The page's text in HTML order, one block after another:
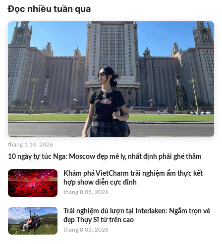
Đọc nhiều tuần qua
10 ngày tự túc Nga: Moscow đẹp mê ly, nhất định phải ghé thăm
tháng 1 14, 2026
Khám phá VietCharm trải nghiệm ẩm thực kết
hợp show diễn cực đỉnh
tháng 8 05, 2026
Trải nghiệm dù lượn tại Interlaken: Ngắm trọn vẻ
đẹp Thụy Sĩ từ trên cao
tháng 8 03, 2026